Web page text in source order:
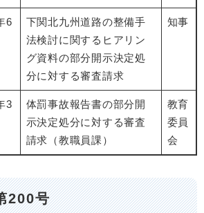
6
下関北九州道路の整備手
法検討に関するヒアリン
グ資料の部分開示決定処
分に対する審査請求
知事
3
体罰事故報告書の部分開
示決定処分に対する審査
請求（教職員課）
教育
委員
会
200号